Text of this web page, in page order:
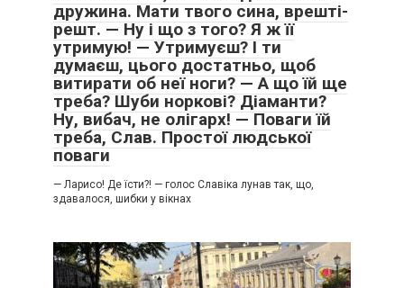
дружина. Мати твого сина, врешті-
решт. — Ну і що з того? Я ж її
утримую! — Утримуєш? І ти
думаєш, цього достатньо, щоб
витирати об неї ноги? — А що їй ще
треба? Шуби норкові? Діаманти?
Ну, вибач, не олігарх! — Поваги їй
треба, Слав. Простої людської
поваги
— Ларисо! Де їсти?! — голос Славіка лунав так, що,
здавалося, шибки у вікнах